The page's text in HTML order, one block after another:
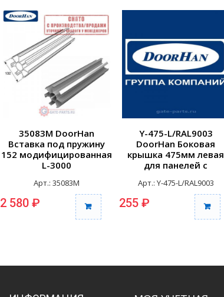
35083M DoorHan
Вставка под пружину
152 модифицированная
L-3000
Арт.: 35083M
2 580 ₽
Y-475-L/RAL9003
DoorHan Боковая
крышка 475мм левая
для панелей с
крепления RAL9003
Арт.: Y-475-L/RAL9003
255 ₽